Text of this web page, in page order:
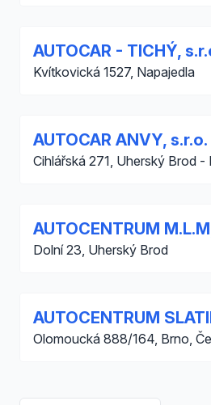
AUTOCAR - TICHÝ,
Kvítkovická 1527, Napajedla
AUTOCAR ANVY, s.r.o.
Cihlářská 271, Uherský Brod -
AUTOCENTRUM
Dolní 23, Uherský Brod
AUTOCENTRUM
Olomoucká 888/164, Brno,